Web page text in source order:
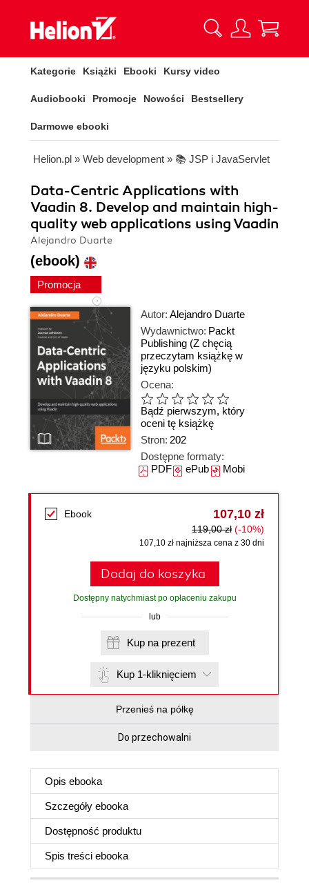
Kategorie Książki Ebooki Kursy video
Audiobooki Promocje Nowości Bestsellery
Darmowe ebooki
Helion.pl » Web development » 📚 JSP i JavaServlet
Data-Centric Applications with
Vaadin 8. Develop and maintain high-
quality web applications using Vaadin
Alejandro Duarte
(ebook)
Promocja
Autor: Alejandro Duarte
Wydawnictwo: Packt
Publishing (Z chęcią
przeczytam książkę w
języku polskim)
Ocena:
Bądź pierwszym, który
oceni tę książkę
Stron: 202
Dostępne formaty:
PDFePubMobi
Ebook 107,10 zł
119,00 zł (-10%)
107,10 zł najniższa cena z 30 dni
Dodaj do koszyka
Dostępny natychmiast po opłaceniu zakupu
lub
Kup na prezent
Kup 1-kliknięciem
Przenieś na półkę
Do przechowalni
Opis ebooka
Szczegóły ebooka
Dostępność produktu
Spis treści ebooka